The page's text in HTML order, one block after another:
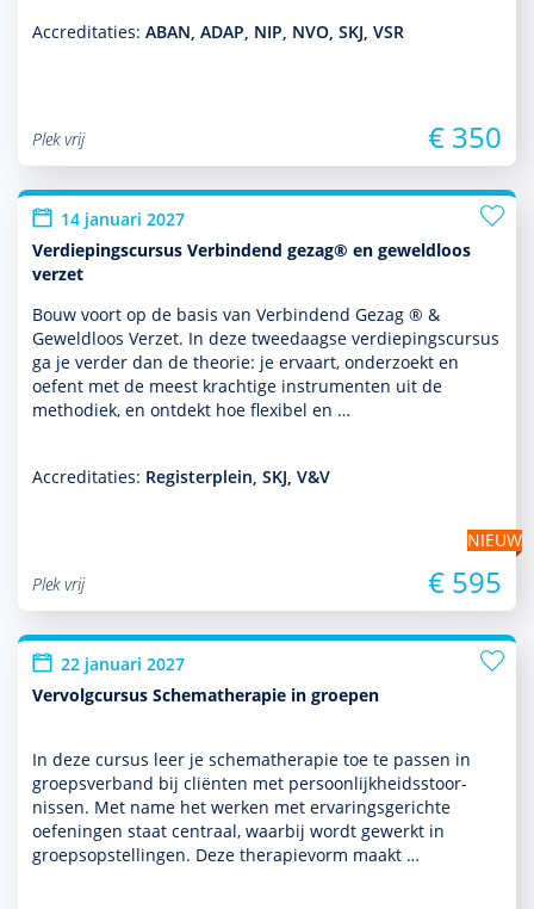
Accreditaties: ABAN, ADAP, NIP, NVO, SKJ, VSR
Plek vrij € 350
14 januari 2027
Verdiepingscursus Verbindend gezag® en geweldloos
verzet
Bouw voort op de basis van Verbindend Gezag ® &
Geweldloos Verzet. In deze tweedaagse verdiepingscursus
ga je verder dan de theorie: je ervaart, onder­zoekt en
oefent met de meest krachtige instru­men­ten uit de
metho­diek, en ontdekt hoe flexibel en …
Accreditaties: Registerplein, SKJ, V&V
NIEUW
Plek vrij
€ 595
22 januari 2027
Vervolgcursus Schematherapie in groepen
In deze cursus leer je schemathera­pie toe te passen in
groeps­ver­band bij cliënten met per­soon­lijk­heids­stoor­
nissen. Met name het werken met ervaringsgerichte
oefen­ingen staat centraal, waarbij wordt gewerkt in
groepsopstellingen. Deze thera­pievorm maakt …